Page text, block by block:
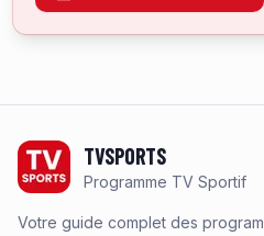
TVSPORTS
Programme TV Sportif
Votre guide complet des